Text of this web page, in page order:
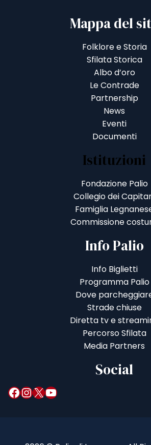
Mappa del
Folklore e Storia
Sfilata Storica
Albo d’oro
Le Contrade
Partnership
News
Eventi
Documenti
Istituzioni
Fondazione Palio
Collegio dei
Famiglia
Commissione
Info Palio
Info Biglietti
Programma Palio
Dove
Strade chiuse
Diretta tv e
Percorso Sfilata
Media Partners
Social
Facebook InstagramX YouTube